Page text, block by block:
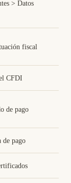
> Datos
fiscal
CFDI
de pago
de pago